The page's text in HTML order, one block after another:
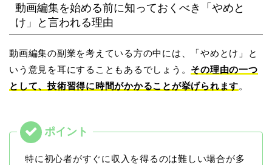
動画編集を始める前に知っておくべき「やめと
け」と言われる理由
動画編集の副業を考えている方の中には、「やめとけ」と
いう意見を耳にすることもあるでしょう。 その理由の一つ
として、技術習得に時間がかかることが挙げられます。
特に初心者がすぐに収入を得るのは難しい場合が多